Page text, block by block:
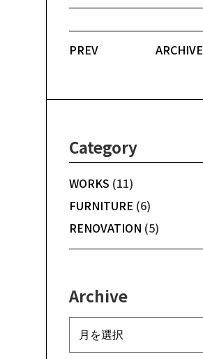
PREV ARCHIVE
Category
WORKS (11)
FURNITURE (6)
RENOVATION (5)
Archive